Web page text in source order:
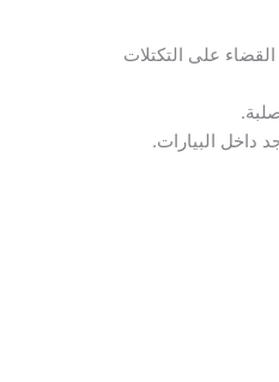
على التكتلات
داخل البيارات.